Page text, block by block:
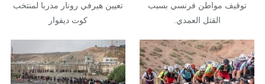
توقيف مواطن فرنسي بسبب
القتل العمدي.
تعيين هيرفي رونار مدربا لمنتخب
كوت ديفوار